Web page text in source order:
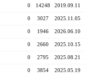
0 14248 2019.09.11
0 3027 2025.11.05
0 1946 2026.06.10
0 2660 2025.10.15
0 2795 2025.08.21
0 3854 2025.05.19